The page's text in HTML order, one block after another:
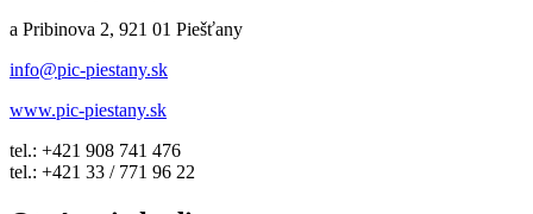
a Pribinova 2, 921 01 Piešťany
info@pic-piestany.sk
www.pic-piestany.sk
tel.: +421 908 741 476
tel.: +421 33 / 771 96 22